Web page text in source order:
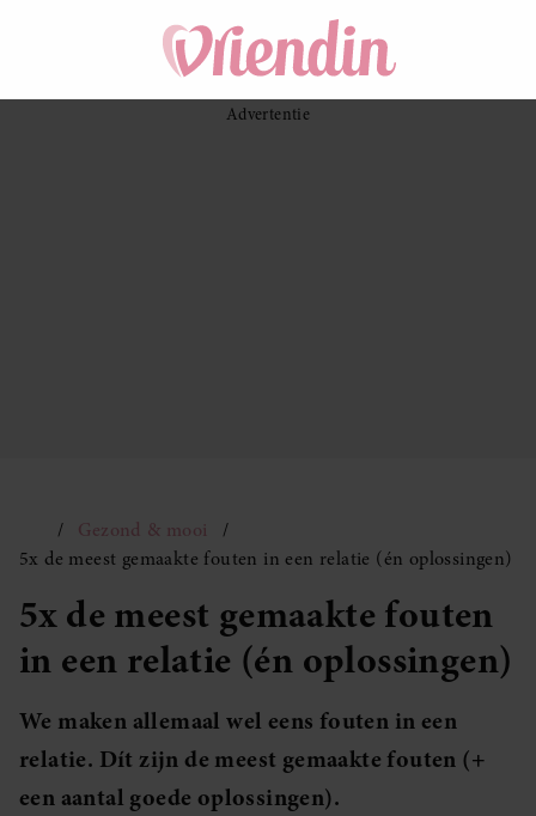
Gezond & mooi
5x de meest gemaakte fouten in een relatie (én oplossingen)
5x de meest gemaakte fouten
in een relatie (én oplossingen)
We maken allemaal wel eens fouten in een
relatie. Dít zijn de meest gemaakte fouten (+
een aantal goede oplossingen).